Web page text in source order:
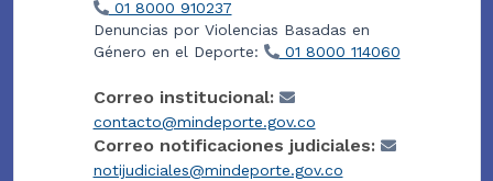
01 8000 910237
Denuncias por Violencias Basadas en
Género en el Deporte:
01 8000 114060
Correo institucional:
contacto@mindeporte.gov.co
Correo notificaciones judiciales:
notijudiciales@mindeporte.gov.co